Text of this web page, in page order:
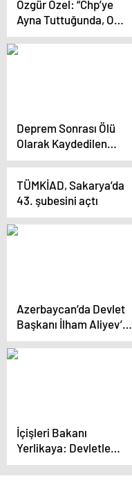
karşılandı
Özgür Özel: “Chp’ye
Ayna Tuttuğunda, O
Aynayı Sana Çevirirler.
Deprem Sonrası Ölü
Olarak Kaydedilen
Vatandaş Bankayı İkna
TÜMKİAD, Sakarya’da
43. şubesini açtı
Azerbaycan’da Devlet
Başkanı İlham Aliyev’in
beşinci dönem seçimi
kazanması bekleniyor
İçişleri Bakanı
Yerlikaya: Devletle
millet arasındaki bağı
güçlendirmeliyiz